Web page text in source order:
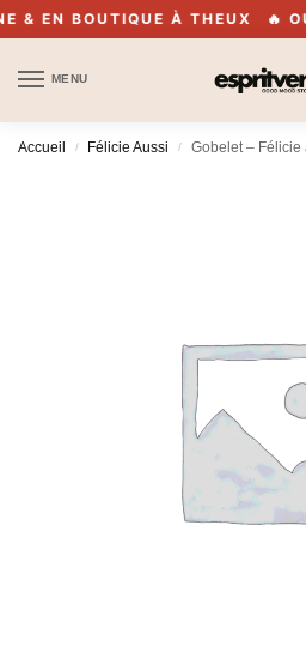
BOUTIQUE À THEUX 🔥
MENU
Accueil / Félicie Aussi / Gobelet – Félicie